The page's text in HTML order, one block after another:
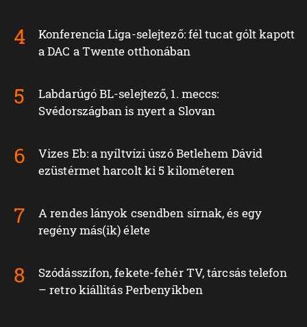
Konferencia Liga-selejtező: fél tucat gólt kapott
a DAC a Twente otthonában
Labdarúgó BL-selejtező, 1. meccs:
Svédországban is nyert a Slovan
Vizes Eb: a nyíltvízi úszó Betlehem Dávid
ezüstérmet harcolt ki 5 kilométeren
A rendes lányok csendben sírnak, és egy
regény más(ik) élete
Szódásszifon, fekete-fehér TV, tárcsás telefon
– retro kiállítás Perbenyíkben